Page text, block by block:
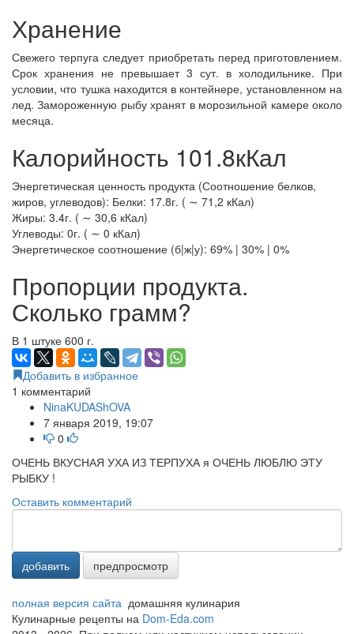
Хранение
Свежего терпуга следует приобретать перед приготовлением.
Срок хранения не превышает 3 сут. в холодильнике. При
условии, что тушка находится в контейнере, установленном на
лед. Замороженную рыбу хранят в морозильной камере около
месяца.
Калорийность 101.8кКал
Энергетическая ценность продукта (Соотношение белков,
жиров, углеводов): Белки: 17.8г. ( ∼ 71,2 кКал)
Жиры: 3.4г. ( ∼ 30,6 кКал)
Углеводы: 0г. ( ∼ 0 кКал)
Энергетическое соотношение (б|ж|у): 69% | 30% | 0%
Пропорции продукта.
Сколько грамм?
В 1 штуке 600 г.
Добавить в избранное
1 комментарий
NinaKUDAShOVA
7 января 2019, 19:07
0
ОЧЕНЬ ВКУСНАЯ УХА ИЗ ТЕРПУХА я ОЧЕНЬ ЛЮБЛЮ ЭТУ
РЫБКУ !
Оставить комментарий
добавить предпросмотр
полная версия сайта домашняя кулинария
Кулинарные рецепты на Dom-Eda.com